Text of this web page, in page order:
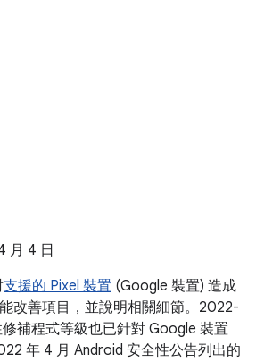
月 4 日
支援的 Pixel 裝置 (Google 裝置) 造成
改善項目，並說明相關細節。2022-
補程式等級也已針對 Google 裝置
年 4 月 Android 安全性公告列出的